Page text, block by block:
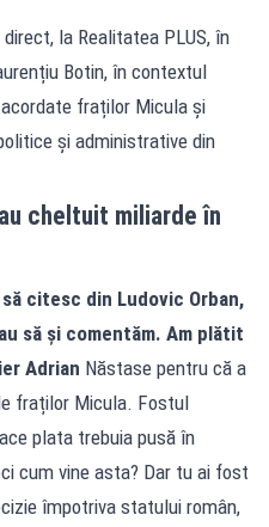
direct, la Realitatea PLUS, în
Botin, în contextul
fraților Micula și
și administrative din
cheltuit miliarde în
citesc din Ludovic Orban,
să și comentăm. Am plătit
Adrian Năstase pentru că a
fraților Micula. Fostul
plata trebuia pusă în
cum vine asta? Dar tu ai fost
împotriva statului român,